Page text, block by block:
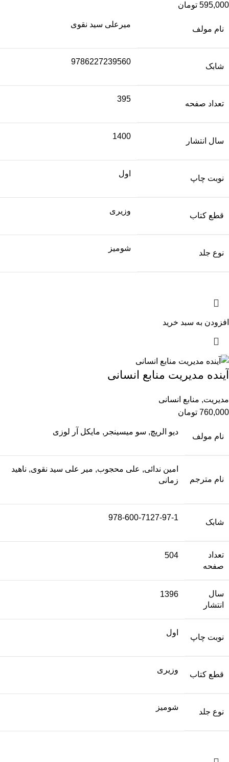
595,000 تومان
نام مولف
میرعلی سید نقوی
شابک
9786227239560
تعداد صفحه
395
سال انتشار
1400
نوبت چاپ
اول
قطع کتاب
وزیری
نوع جلد
شومیز
افزودن به سبد خرید
آینده مدیریت منابع انسانی
مدیریت, منابع انسانی
760,000 تومان
نام مولف
دیو الریچ, سو میسینجر, مایکل آر لوزی
نام مترجم
امین ندائی, علی محجوب, میر علی سید نقوی, ناهید
زمانی
شابک
978-600-7127-97-1
تعداد
صفحه
504
سال
انتشار
1396
نوبت چاپ
اول
قطع کتاب
وزیری
نوع جلد
شومیز